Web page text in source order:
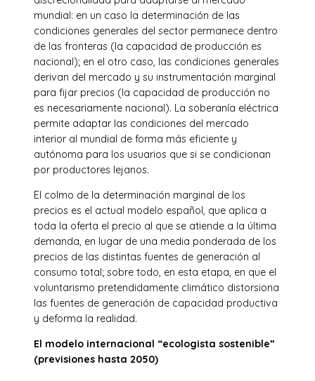
mundial: en un caso la determinación de las
condiciones generales del sector permanece dentro
de las fronteras (la capacidad de producción es
nacional); en el otro caso, las condiciones generales
derivan del mercado y su instrumentación marginal
para fijar precios (la capacidad de producción no
es necesariamente nacional). La soberanía eléctrica
permite adaptar las condiciones del mercado
interior al mundial de forma más eficiente y
autónoma para los usuarios que si se condicionan
por productores lejanos.
El colmo de la determinación marginal de los
precios es el actual modelo español, que aplica a
toda la oferta el precio al que se atiende a la última
demanda, en lugar de una media ponderada de los
precios de las distintas fuentes de generación al
consumo total; sobre todo, en esta etapa, en que el
voluntarismo pretendidamente climático distorsiona
las fuentes de generación de capacidad productiva
y deforma la realidad.
El modelo internacional “ecologista sostenible”
(previsiones hasta 2050)